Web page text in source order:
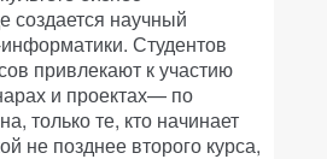
создается научный
информатики. Студентов
привлекают к участию
и проектах— по
только те, кто начинает
не позднее второго курса,